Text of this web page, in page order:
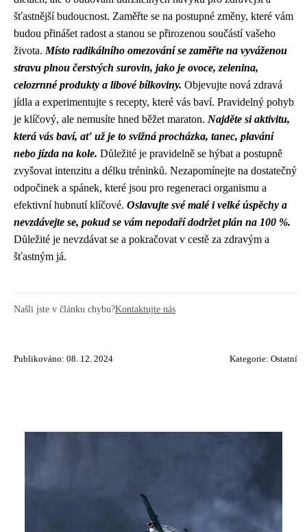
šťastnější budoucnost. Zaměřte se na postupné změny, které vám
budou přinášet radost a stanou se přirozenou součástí vašeho
života. Místo radikálního omezování se zaměřte na vyváženou
stravu plnou čerstvých surovin, jako je ovoce, zelenina,
celozrnné produkty a libové bílkoviny. Objevujte nová zdravá
jídla a experimentujte s recepty, které vás baví. Pravidelný pohyb
je klíčový, ale nemusíte hned běžet maraton. Najděte si aktivitu,
která vás baví, ať už je to svižná procházka, tanec, plavání
nebo jízda na kole. Důležité je pravidelně se hýbat a postupně
zvyšovat intenzitu a délku tréninků. Nezapomínejte na dostatečný
odpočinek a spánek, které jsou pro regeneraci organismu a
efektivní hubnutí klíčové. Oslavujte své malé i velké úspěchy a
nevzdávejte se, pokud se vám nepodaří dodržet plán na 100 %.
Důležité je nevzdávat se a pokračovat v cestě za zdravým a
šťastným já.
Našli jste v článku chybu?Kontaktujte nás
Publikováno: 08. 12. 2024 Kategorie: Ostatní